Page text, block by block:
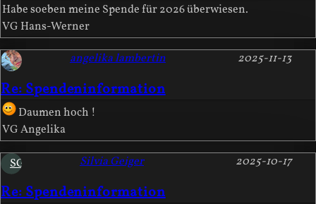
Habe soeben meine Spende für 2026 überwiesen.
VG Hans-Werner
Re: Spendeninformation
2025-11-13
angelika lambertin
Daumen hoch !
VG Angelika
SG
Re: Spendeninformation
2025-10-17
Silvia Geiger